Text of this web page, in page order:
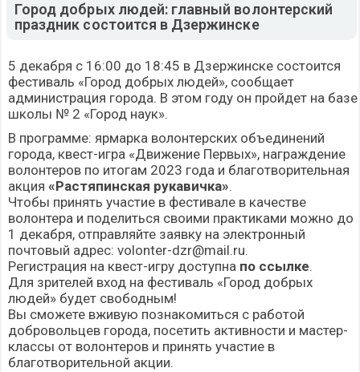
Город добрых людей: главный волонтерский
праздник состоится в Дзержинске
5 декабря с 16:00 до 18:45 в Дзержинске состоится
фестиваль «Город добрых людей», сообщает
администрация города. В этом году он пройдет на базе
школы № 2 «Город наук».
В программе: ярмарка волонтерских объединений
города, квест-игра «Движение Первых», награждение
волонтеров по итогам 2023 года и благотворительная
акция «Растяпинская рукавичка».
Чтобы принять участие в фестивале в качестве
волонтера и поделиться своими практиками можно до
1 декабря, отправляйте заявку на электронный
почтовый адрес: volonter-dzr@mail.ru.
Регистрация на квест-игру доступна по ссылке.
Для зрителей вход на фестиваль «Город добрых
людей» будет свободным!
Вы сможете вживую познакомиться с работой
добровольцев города, посетить активности и мастер-
классы от волонтеров и принять участие в
благотворительной акции.